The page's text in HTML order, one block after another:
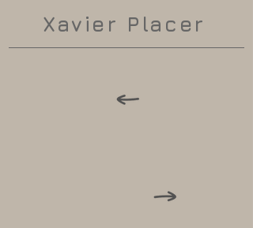
Xavier Placer